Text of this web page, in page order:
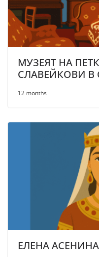
МУЗЕЯТ НА
СЛАВЕЙКОВИ В
12 months
ЕЛЕНА АСЕНИНА